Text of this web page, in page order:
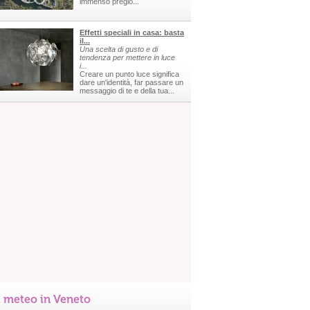
Effetti speciali in casa: basta
il...
Una scelta di gusto e di
tendenza per mettere in luce
i...
Creare un punto luce significa
dare un'identità, far passare un
messaggio di te e della tua...
meteo in Veneto